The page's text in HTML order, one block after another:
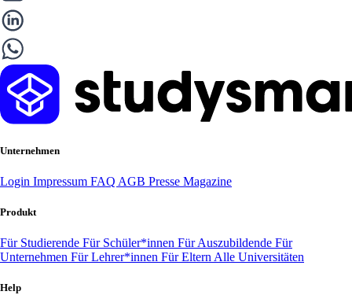
Unternehmen
Login Impressum FAQ AGB Presse Magazine
Produkt
Für Studierende Für Schüler*innen Für Auszubildende Für
Unternehmen Für Lehrer*innen Für Eltern Alle Universitäten
Help